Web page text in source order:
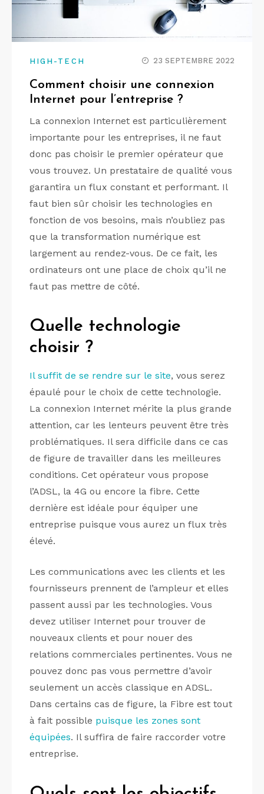
HIGH-TECH 23 SEPTEMBRE 2022
Comment choisir une connexion
Internet pour l’entreprise ?
La connexion Internet est particulièrement
importante pour les entreprises, il ne faut
donc pas choisir le premier opérateur que
vous trouvez. Un prestataire de qualité vous
garantira un flux constant et performant. Il
faut bien sûr choisir les technologies en
fonction de vos besoins, mais n’oubliez pas
que la transformation numérique est
largement au rendez-vous. De ce fait, les
ordinateurs ont une place de choix qu’il ne
faut pas mettre de côté.
Quelle technologie
choisir ?
Il suffit de se rendre sur le site, vous serez
épaulé pour le choix de cette technologie.
La connexion Internet mérite la plus grande
attention, car les lenteurs peuvent être très
problématiques. Il sera difficile dans ce cas
de figure de travailler dans les meilleures
conditions. Cet opérateur vous propose
l’ADSL, la 4G ou encore la fibre. Cette
dernière est idéale pour équiper une
entreprise puisque vous aurez un flux très
élevé.
Les communications avec les clients et les
fournisseurs prennent de l’ampleur et elles
passent aussi par les technologies. Vous
devez utiliser Internet pour trouver de
nouveaux clients et pour nouer des
relations commerciales pertinentes. Vous ne
pouvez donc pas vous permettre d’avoir
seulement un accès classique en ADSL.
Dans certains cas de figure, la Fibre est tout
à fait possible puisque les zones sont
équipées. Il suffira de faire raccorder votre
entreprise.